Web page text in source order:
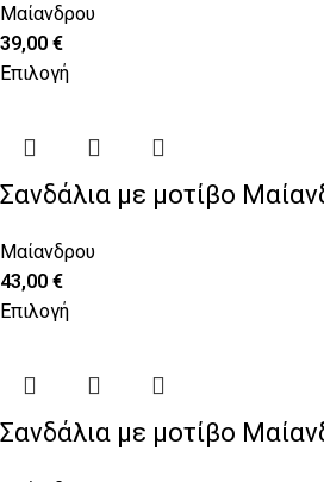
Μαίανδρου
39,00 €
Επιλογή
Σανδάλια με μοτίβο
Μαίανδρου
43,00 €
Επιλογή
Σανδάλια με μοτίβο